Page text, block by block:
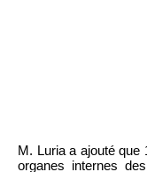
M. Luria a ajouté que
organes internes